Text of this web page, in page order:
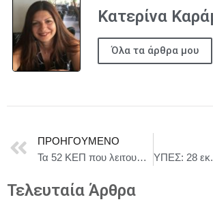
Κατερίνα
Όλα τα άρθρα μου
ΠΡΟΗΓΟΎΜΕΝΟ
Τα 52 ΚΕΠ που λειτουργούν και ως Ενιαία Κέντρα Εξυπηρέτησης ελεύθερων επαγγελματιών και επιχειρήσεων
Τελευταία Άρθρα